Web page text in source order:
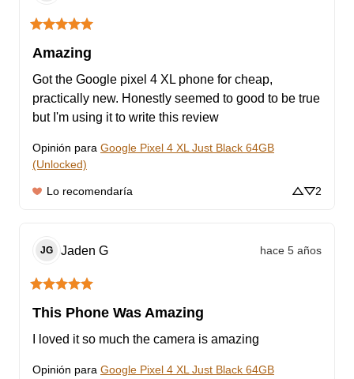
Amazing
Got the Google pixel 4 XL phone for cheap,
practically new. Honestly seemed to good to be true
but I'm using it to write this review
Opinión para Google Pixel 4 XL Just Black 64GB
(Unlocked)
Lo recomendaría 2
JG Jaden G hace 5 años
This Phone Was Amazing
I loved it so much the camera is amazing
Opinión para Google Pixel 4 XL Just Black 64GB